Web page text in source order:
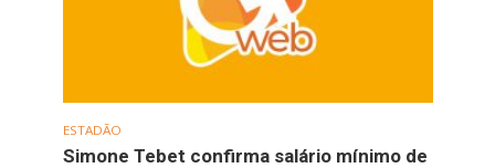
ESTADÃO
Simone Tebet confirma salário mínimo de